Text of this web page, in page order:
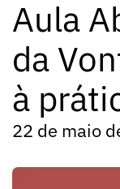
Aula
da
à
22 de maio